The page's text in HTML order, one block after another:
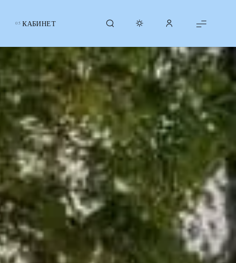
КАБИНЕТ